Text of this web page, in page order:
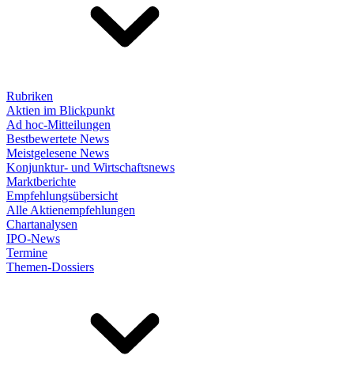
Rubriken
Aktien im Blickpunkt
Ad hoc-Mitteilungen
Bestbewertete News
Meistgelesene News
Konjunktur- und Wirtschaftsnews
Marktberichte
Empfehlungsübersicht
Alle Aktienempfehlungen
Chartanalysen
IPO-News
Termine
Themen-Dossiers